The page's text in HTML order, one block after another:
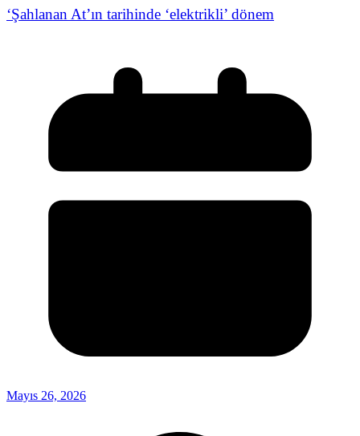
‘Şahlanan At’ın tarihinde ‘elektrikli’ dönem
Mayıs 26, 2026